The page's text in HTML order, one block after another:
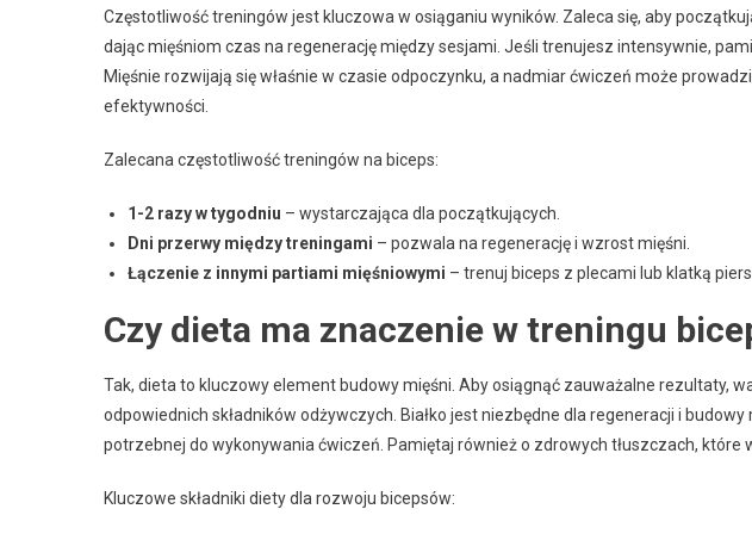
Częstotliwość treningów jest kluczowa w osiąganiu wyników. Zaleca się, aby
dając mięśniom czas na regenerację między sesjami. Jeśli trenujesz intensywnie,
Mięśnie rozwijają się właśnie w czasie odpoczynku, a nadmiar ćwiczeń może
efektywności.
Zalecana częstotliwość treningów na biceps:
1-2 razy w tygodniu – wystarczająca dla początkujących.
Dni przerwy między treningami – pozwala na regenerację i wzrost mięśni.
Łączenie z innymi partiami mięśniowymi – trenuj biceps z plecami lub klatką
Czy dieta ma znaczenie w treningu
Tak, dieta to kluczowy element budowy mięśni. Aby osiągnąć zauważalne rezultaty,
odpowiednich składników odżywczych. Białko jest niezbędne dla regeneracji i
potrzebnej do wykonywania ćwiczeń. Pamiętaj również o zdrowych tłuszczach, które
Kluczowe składniki diety dla rozwoju bicepsów: